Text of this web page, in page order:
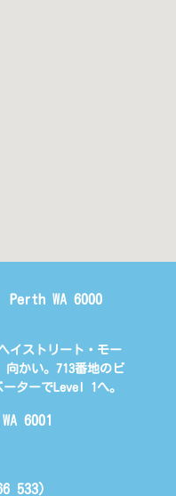
WA 6000
イストリート・モー
向かい。713番地のビ
ターでLevel 1へ。
6001
533)